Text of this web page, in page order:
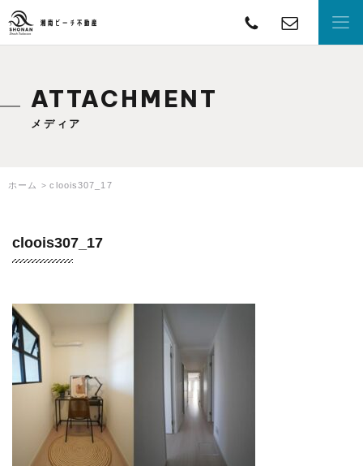
湘南ビーチ不動産
ATTACHMENT
メディア
ホーム cloois307_17
cloois307_17